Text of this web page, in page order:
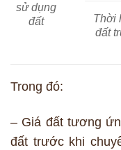
sử dụng
đất
Thời
đất
Trong đó:
– Giá đất tương
đất trước khi